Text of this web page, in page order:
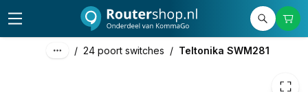
/ 24 poort switches / Teltonika SWM281
excl. btw
incl. btw